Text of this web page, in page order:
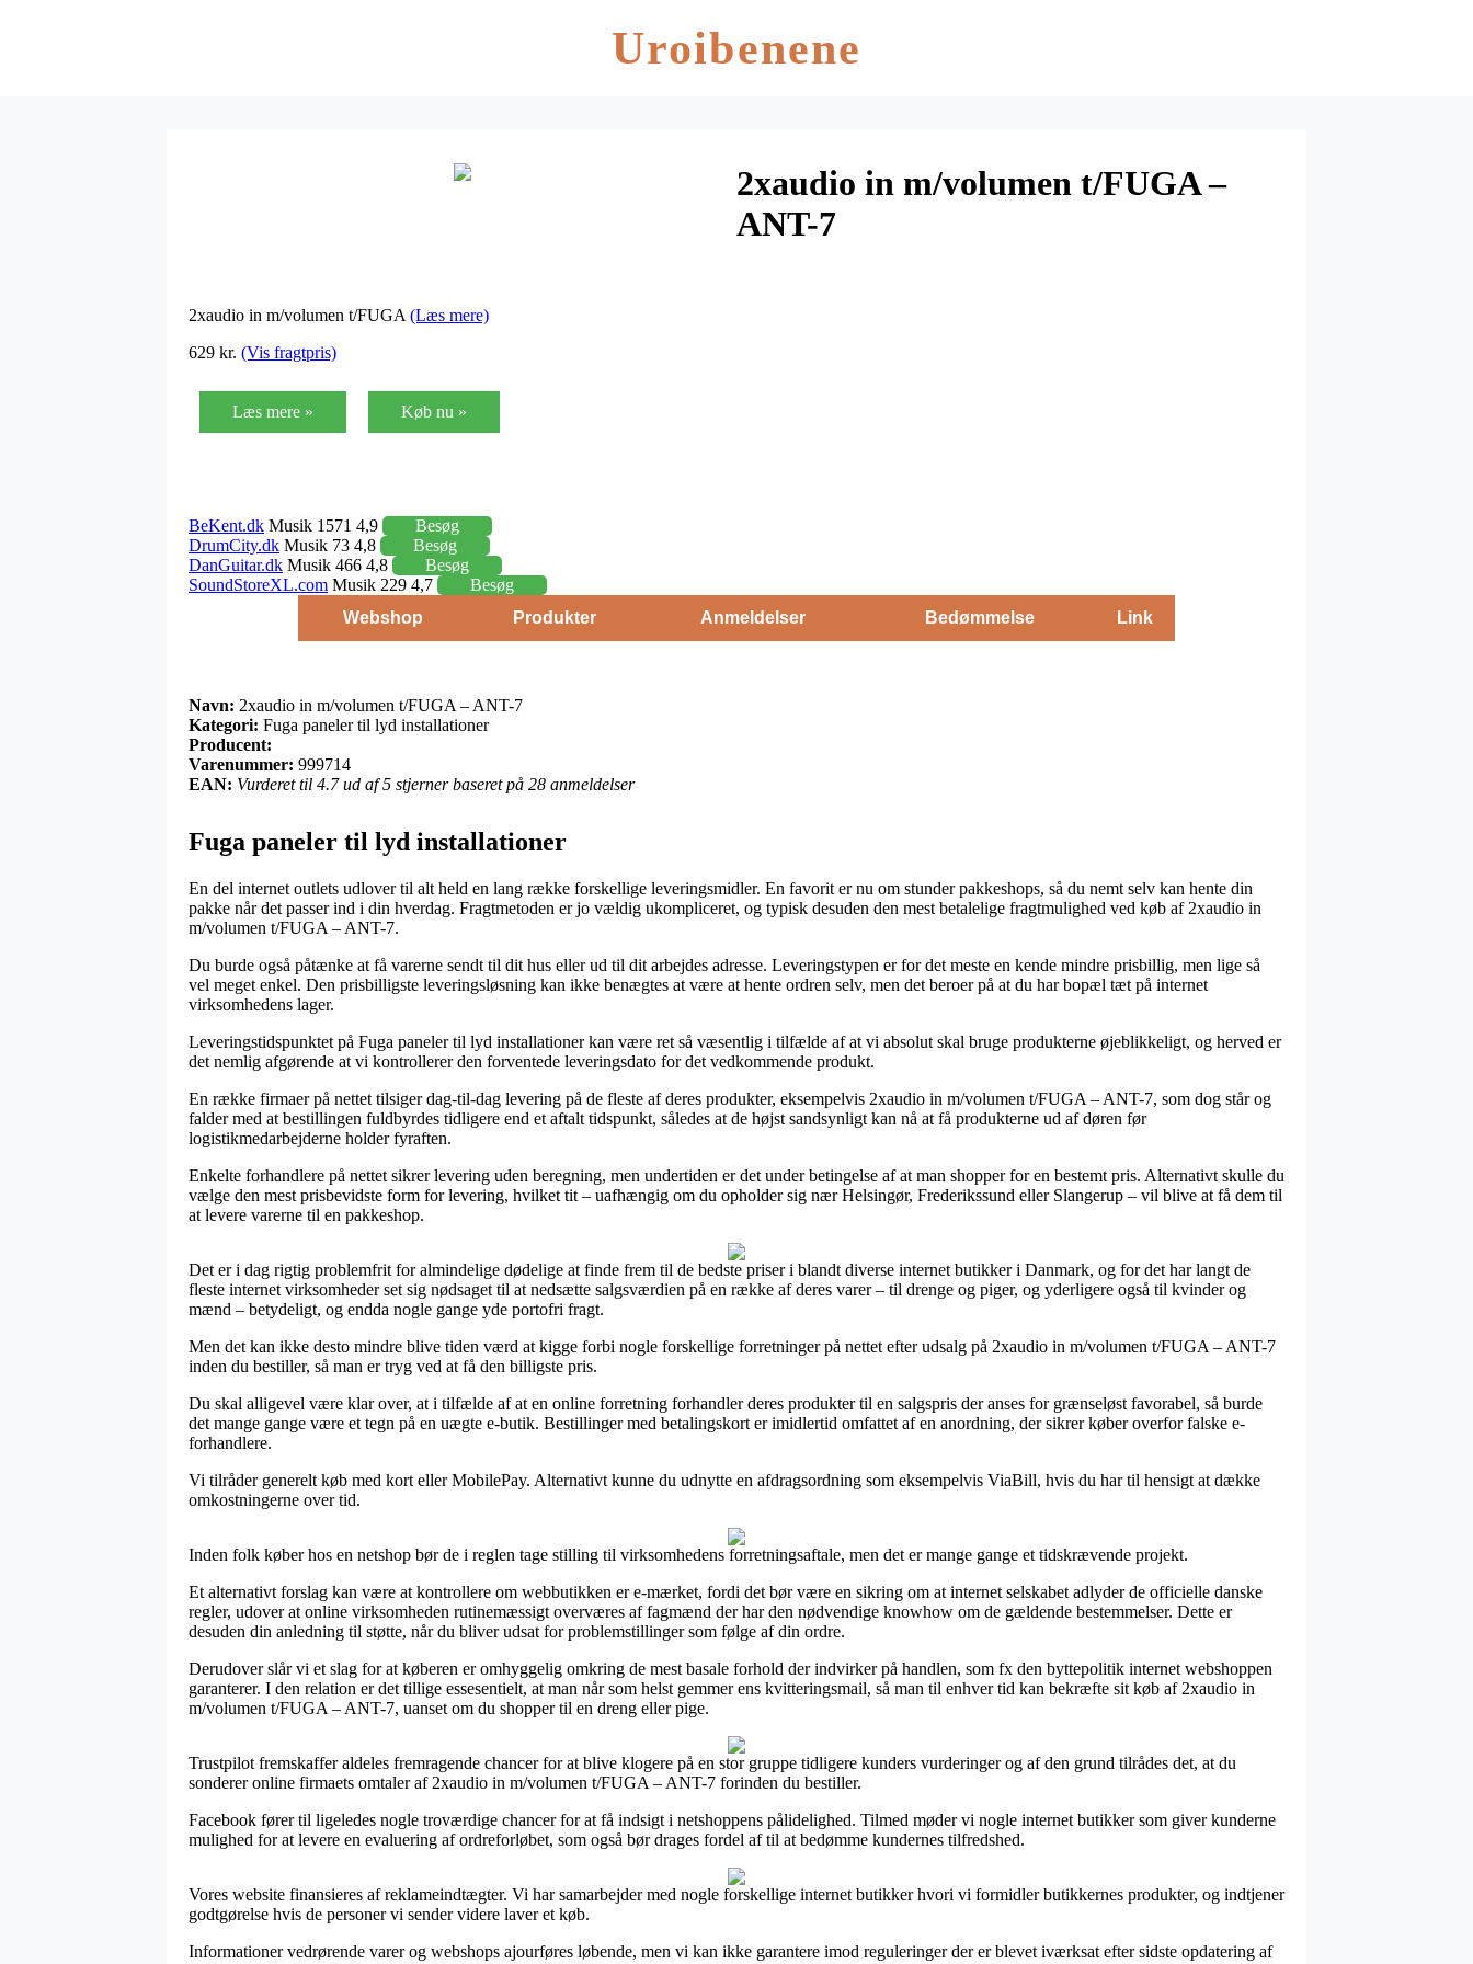
Uroibenene
2xaudio in m/volumen t/FUGA –
ANT-7
2xaudio in m/volumen t/FUGA (Læs mere)
629 kr. (Vis fragtpris)
Læs mere » Køb nu »
BeKent.dk Musik 1571 4,9
Besøg
DrumCity.dk Musik 73 4,8
Besøg
DanGuitar.dk Musik 466 4,8
Besøg
SoundStoreXL.com Musik 229 4,7
Besøg
Webshop
Produkter Anmeldelser Bedømmelse Link
Navn: 2xaudio in m/volumen t/FUGA – ANT-7
Kategori: Fuga paneler til lyd installationer
Producent:
Varenummer: 999714
EAN: Vurderet til 4.7 ud af 5 stjerner baseret på 28 anmeldelser
Fuga paneler til lyd installationer
En del internet outlets udlover til alt held en lang række forskellige leveringsmidler. En favorit er nu om stunder pakkeshops, så du nemt selv kan hente din
pakke når det passer ind i din hverdag. Fragtmetoden er jo vældig ukompliceret, og typisk desuden den mest betalelige fragtmulighed ved køb af 2xaudio in
m/volumen t/FUGA – ANT-7.
Du burde også påtænke at få varerne sendt til dit hus eller ud til dit arbejdes adresse. Leveringstypen er for det meste en kende mindre prisbillig, men lige så
vel meget enkel. Den prisbilligste leveringsløsning kan ikke benægtes at være at hente ordren selv, men det beroer på at du har bopæl tæt på internet
virksomhedens lager.
Leveringstidspunktet på Fuga paneler til lyd installationer kan være ret så væsentlig i tilfælde af at vi absolut skal bruge produkterne øjeblikkeligt, og herved er
det nemlig afgørende at vi kontrollerer den forventede leveringsdato for det vedkommende produkt.
En række firmaer på nettet tilsiger dag-til-dag levering på de fleste af deres produkter, eksempelvis 2xaudio in m/volumen t/FUGA – ANT-7, som dog står og
falder med at bestillingen fuldbyrdes tidligere end et aftalt tidspunkt, således at de højst sandsynligt kan nå at få produkterne ud af døren før
logistikmedarbejderne holder fyraften.
Enkelte forhandlere på nettet sikrer levering uden beregning, men undertiden er det under betingelse af at man shopper for en bestemt pris. Alternativt skulle du
vælge den mest prisbevidste form for levering, hvilket tit – uafhængig om du opholder sig nær Helsingør, Frederikssund eller Slangerup – vil blive at få dem til
at levere varerne til en pakkeshop.
Det er i dag rigtig problemfrit for almindelige dødelige at finde frem til de bedste priser i blandt diverse internet butikker i Danmark, og for det har langt de
fleste internet virksomheder set sig nødsaget til at nedsætte salgsværdien på en række af deres varer – til drenge og piger, og yderligere også til kvinder og
mænd – betydeligt, og endda nogle gange yde portofri fragt.
Men det kan ikke desto mindre blive tiden værd at kigge forbi nogle forskellige forretninger på nettet efter udsalg på 2xaudio in m/volumen t/FUGA – ANT-7
inden du bestiller, så man er tryg ved at få den billigste pris.
Du skal alligevel være klar over, at i tilfælde af at en online forretning forhandler deres produkter til en salgspris der anses for grænseløst favorabel, så burde
det mange gange være et tegn på en uægte e-butik. Bestillinger med betalingskort er imidlertid omfattet af en anordning, der sikrer køber overfor falske e-
forhandlere.
Vi tilråder generelt køb med kort eller MobilePay. Alternativt kunne du udnytte en afdragsordning som eksempelvis ViaBill, hvis du har til hensigt at dække
omkostningerne over tid.
Inden folk køber hos en netshop bør de i reglen tage stilling til virksomhedens forretningsaftale, men det er mange gange et tidskrævende projekt.
Et alternativt forslag kan være at kontrollere om webbutikken er e-mærket, fordi det bør være en sikring om at internet selskabet adlyder de officielle danske
regler, udover at online virksomheden rutinemæssigt overværes af fagmænd der har den nødvendige knowhow om de gældende bestemmelser. Dette er
desuden din anledning til støtte, når du bliver udsat for problemstillinger som følge af din ordre.
Derudover slår vi et slag for at køberen er omhyggelig omkring de mest basale forhold der indvirker på handlen, som fx den byttepolitik internet webshoppen
garanterer. I den relation er det tillige essesentielt, at man når som helst gemmer ens kvitteringsmail, så man til enhver tid kan bekræfte sit køb af 2xaudio in
m/volumen t/FUGA – ANT-7, uanset om du shopper til en dreng eller pige.
Trustpilot fremskaffer aldeles fremragende chancer for at blive klogere på en stor gruppe tidligere kunders vurderinger og af den grund tilrådes det, at du
sonderer online firmaets omtaler af 2xaudio in m/volumen t/FUGA – ANT-7 forinden du bestiller.
Facebook fører til ligeledes nogle troværdige chancer for at få indsigt i netshoppens pålidelighed. Tilmed møder vi nogle internet butikker som giver kunderne
mulighed for at levere en evaluering af ordreforløbet, som også bør drages fordel af til at bedømme kundernes tilfredshed.
Vores website finansieres af reklameindtægter. Vi har samarbejder med nogle forskellige internet butikker hvori vi formidler butikkernes produkter, og indtjener
godtgørelse hvis de personer vi sender videre laver et køb.
Informationer vedrørende varer og webshops ajourføres løbende, men vi kan ikke garantere imod reguleringer der er blevet iværksat efter sidste opdatering af